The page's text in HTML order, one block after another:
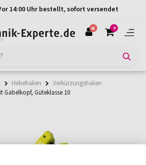
14:00 Uhr bestellt, sofort versendet
0
Hebehaken
Verkürzungshaken
Gabelkopf, Güteklasse 10